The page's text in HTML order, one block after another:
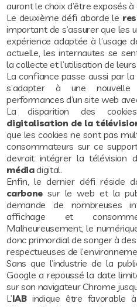
auront le choix d’être exposés
Le deuxième défi aborde le
important de s’assurer que les
expérience adaptée à l’usage
actuelle, les internautes se
la collecte et l’utilisation de
La confiance passe aussi par
s’adapter à une nouvelle
performances d’un site web
La disparition des
digitalisation de la
que les cookies ne sont pas
consommateurs sur ce
devrait intégrer la télévision
médiadigital.
Enfin, le dernier défi réside
carbonesur le web et la
demande de nombreuses
affichage et
Malheureusement, le
donc primordial de songer à
respectueuses de
Sans que l’industrie de la
Google a repoussé la date
sur son navigateur Chrome
L’IABindique être favorable